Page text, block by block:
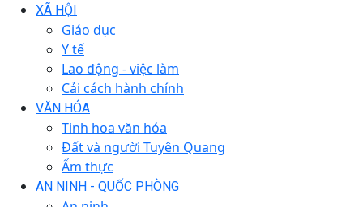
XÃ HỘI
Giáo dục
Y tế
Lao động - việc làm
Cải cách hành chính
VĂN HÓA
Tinh hoa văn hóa
Đất và người Tuyên Quang
Ẩm thực
AN NINH - QUỐC PHÒNG